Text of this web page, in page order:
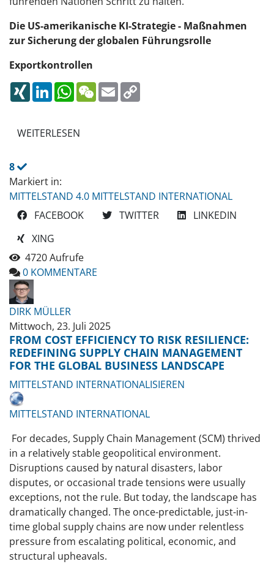
Die US-amerikanische KI-Strategie - Maßnahmen
zur Sicherung der globalen Führungsrolle
Exportkontrollen
XINGLINKEDINWHATSAPP
WECHAT
EMAIL
WEITERLESEN
8
Markiert in:
MITTELSTAND 4.0 MITTELSTAND INTERNATIONAL
FACEBOOK
TWITTER
LINKEDIN
XING
4720 Aufrufe
0 KOMMENTARE
DIRK MÜLLER
Mittwoch, 23. Juli 2025
FROM COST EFFICIENCY TO RISK RESILIENCE:
REDEFINING SUPPLY CHAIN MANAGEMENT
FOR THE GLOBAL BUSINESS LANDSCAPE
MITTELSTAND INTERNATIONALISIEREN
MITTELSTAND INTERNATIONAL
For decades, Supply Chain Management (SCM) thrived
in a relatively stable geopolitical environment.
Disruptions caused by natural disasters, labor
disputes, or occasional trade tensions were usually
exceptions, not the rule. But today, the landscape has
dramatically changed. The once-predictable, just-in-
time global supply chains are now under relentless
pressure from escalating political, economic, and
structural upheavals.